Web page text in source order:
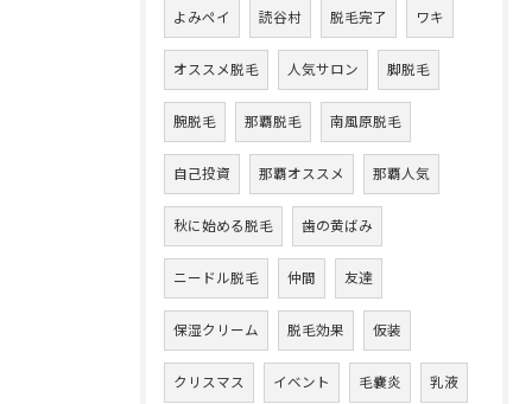
よみペイ 読谷村 脱毛完了 ワキ
オススメ脱毛 人気サロン 脚脱毛
腕脱毛 那覇脱毛 南風原脱毛
自己投資 那覇オススメ 那覇人気
秋に始める脱毛 歯の黄ばみ
ニードル脱毛 仲間 友達
保湿クリーム 脱毛効果 仮装
クリスマス イベント 毛嚢炎 乳液